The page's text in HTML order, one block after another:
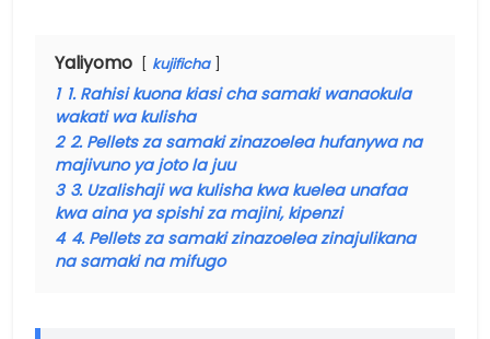
Yaliyomo kujificha
1 1. Rahisi kuona kiasi cha samaki wanaokula
wakati wa kulisha
2 2. Pellets za samaki zinazoelea hufanywa na
majivuno ya joto la juu
3 3. Uzalishaji wa kulisha kwa kuelea unafaa
kwa aina ya spishi za majini, kipenzi
4 4. Pellets za samaki zinazoelea zinajulikana
na samaki na mifugo